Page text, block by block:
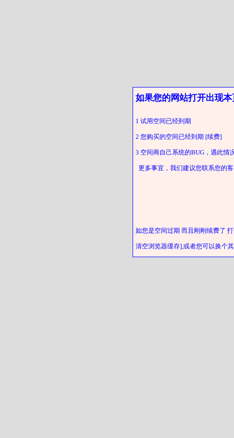
如果您的网站打开出现
1 试用空间已经到期
2 您购买的空间已经到期 [续费]
3 空间商自己系统的BUG，遇此情
更多事宜，我们建议您联系您的
如您是空间过期 而且刚刚续费了
清空浏览器缓存],或者您可以换个